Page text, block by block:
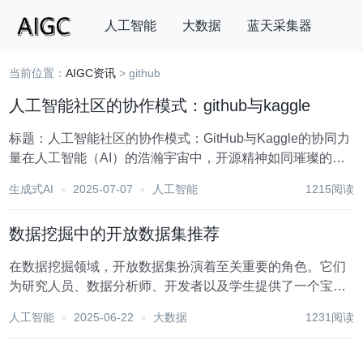
人工智能 大数据 蓝天采集器
搜索
当前位置：AIGC资讯 > github
人工智能社区的协作模式：github与kaggle
标题：人工智能社区的协作模式：GitHub与Kaggle的协同力
量在人工智能（AI）的浩瀚宇宙中，开源精神如同璀璨的星
标志性平台，不仅见证了AI领域的飞速发展，更以其独特的
生成式AI 2025-07-07 人工智能 1215阅读
数据挖掘中的开放数据集推荐
在数据挖掘领域，开放数据集扮演着至关重要的角色。它们
为研究人员、数据分析师、开发者以及学生提供了一个宝贵
实证研究以及探索新的数据分析技术。随着大数据时代的到
人工智能 2025-06-22 大数据 1231阅读